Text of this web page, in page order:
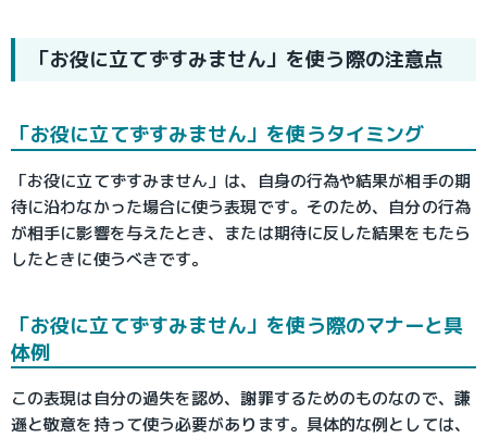
「お役に立てずすみません」を使う際の注意点
「お役に立てずすみません」を使うタイミング
「お役に立てずすみません」は、自身の行為や結果が相手の期
待に沿わなかった場合に使う表現です。そのため、自分の行為
が相手に影響を与えたとき、または期待に反した結果をもたら
したときに使うべきです。
「お役に立てずすみません」を使う際のマナーと具
体例
この表現は自分の過失を認め、謝罪するためのものなので、謙
遜と敬意を持って使う必要があります。具体的な例としては、